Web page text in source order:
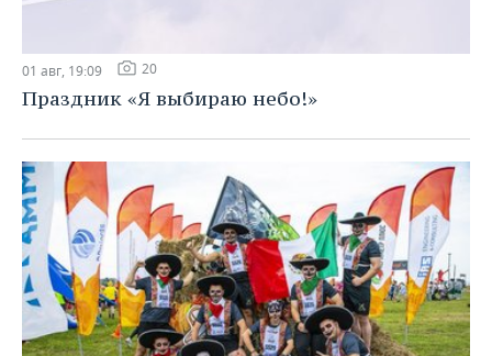
01 авг, 19:09 20
Праздник «Я выбираю небо!»